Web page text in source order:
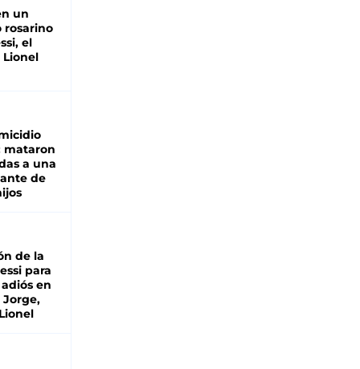
un
rosarino
el
Lionel
mataron
a una
de
de la
para
en
Jorge,